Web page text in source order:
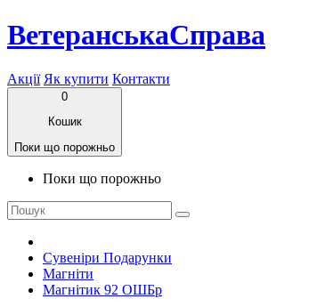
ВетеранськаСправа
Акції Як купити Контакти
0
Кошик
Поки що порожньо
Поки що порожньо
Сувеніри Подарунки
Магніти
Магнітик 92 ОШБр